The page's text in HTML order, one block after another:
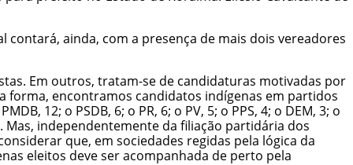
ainda, com a presença de mais dois vereadores
Em outros, tratam-se de candidaturas motivadas por
forma, encontramos candidatos indígenas em partidos
12; o PSDB, 6; o PR, 6; o PV, 5; o PPS, 4; o DEM, 3; o
Mas, independentemente da filiação partidária dos
que, em sociedades regidas pela lógica da
eleitos deve ser acompanhada de perto pela